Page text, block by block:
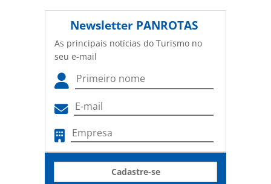
Newsletter PANROTAS
As principais notícias do Turismo no
seu e-mail
Cadastre-se